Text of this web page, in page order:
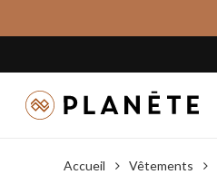
to
content
Accueil Vêtements